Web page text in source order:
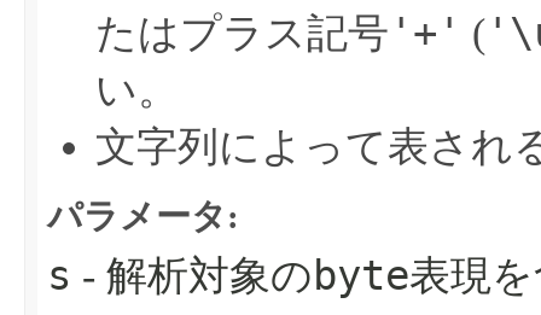
たはプラス記号 '+' (
い。
文字列によって表され
パラメータ:
s - 解析対象の byte表現